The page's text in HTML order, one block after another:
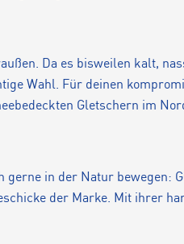
Da es bisweilen kalt,
Wahl. Für deinen
Gletschern im
in der Natur bewegen:
der Marke. Mit ihrer